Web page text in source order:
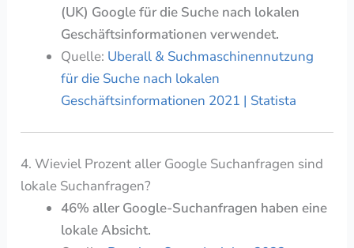
(UK) Google für die Suche nach lokalen
Geschäftsinformationen verwendet.
Quelle: Uberall & Suchmaschinennutzung
für die Suche nach lokalen
Geschäftsinformationen 2021 | Statista
4. Wieviel Prozent aller Google Suchanfragen sind
lokale Suchanfragen?
46% aller Google-Suchanfragen haben eine
lokale Absicht.